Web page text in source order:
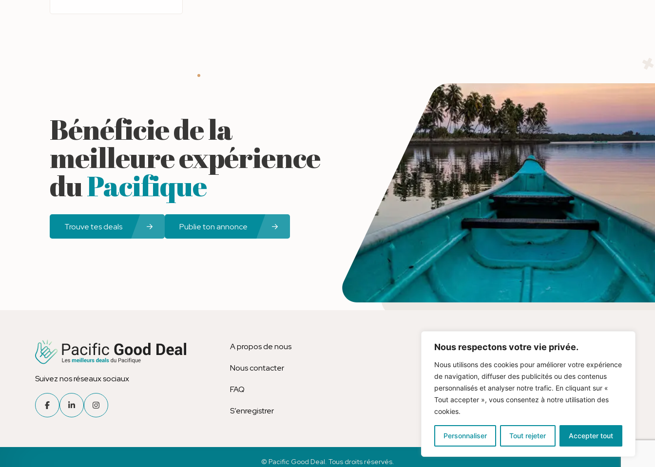
Nous respectons votre vie privée.
Nous utilisons des cookies pour améliorer votre expérience
de navigation, diffuser des publicités ou des contenus
personnalisés et analyser notre trafic. En cliquant sur «
Tout accepter », vous consentez à notre utilisation des
cookies.
Personnaliser Tout rejeter Accepter tout
Bénéficie de la
meilleure expérience
duPacifique
Trouve tes deals Publie ton annonce
Suivez nos réseaux sociaux
A propos de nous
Nous contacter
FAQ
S’enregistrer
Blog
Mentions Légales
Estimation Immobilière Gratuite
© Pacific Good Deal. Tous droits réservés.